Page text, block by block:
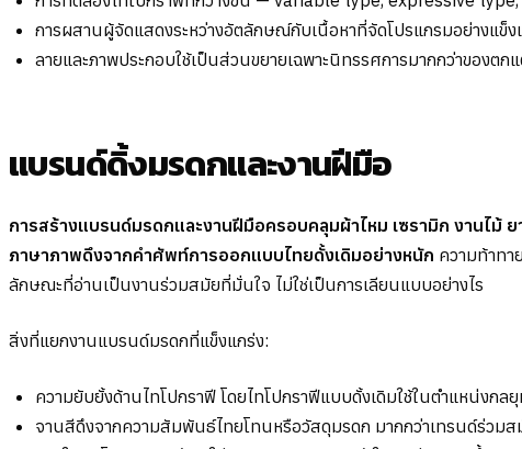
การผสานผู้จัดแสดงระหว่างอัตลักษณ์กับเนื้อหาที่จัดโปรแกรมอย่างแข็ง
ลายและภาพประกอบใช้เป็นส่วนขยายเฉพาะนิทรรศการมากกว่าของตกแ
แบรนด์ดิ้งมรดกและงานฝีมือ
การสร้างแบรนด์มรดกและงานฝีมือครอบคลุมผ้าไหม เซรามิก งานไ
ภาษาภาพดึงจากคำศัพท์การออกแบบไทยดั้งเดิมอย่างหนัก ความท้าทา
ลักษณะที่อ่านเป็นงานร่วมสมัยที่มั่นใจ ไม่ใช่เป็นการเลียนแบบอย่างไร
สิ่งที่แยกงานแบรนด์มรดกที่แข็งแกร่ง:
ความยับยั้งด้านไทโปกราฟี โดยไทโปกราฟีแบบดั้งเดิมใช้ในตำแหน่งกล
จานสีดึงจากความสัมพันธ์ไทยโทนหรือวัสดุมรดก มากกว่าเทรนด์ร่วมส